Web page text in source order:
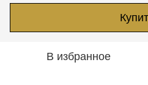
В избранное